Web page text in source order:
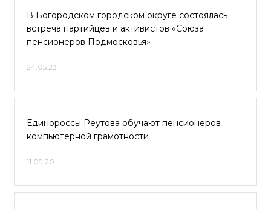
В Богородском городском округе состоялась
встреча партийцев и активистов «Союза
пенсионеров Подмосковья»
24.05.23
Единороссы Реутова обучают пенсионеров
компьютерной грамотности
11.09.20